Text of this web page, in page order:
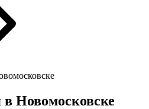
Новомосковске